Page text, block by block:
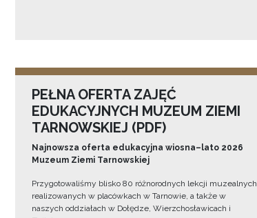
PEŁNA OFERTA ZAJĘĆ
EDUKACYJNYCH MUZEUM ZIEMI
TARNOWSKIEJ (PDF)
Najnowsza oferta edukacyjna wiosna–lato 2026
Muzeum Ziemi Tarnowskiej
Przygotowaliśmy blisko 80 różnorodnych lekcji muzealnych
realizowanych w placówkach w Tarnowie, a także w
naszych oddziałach w Dołędze, Wierzchosławicach i